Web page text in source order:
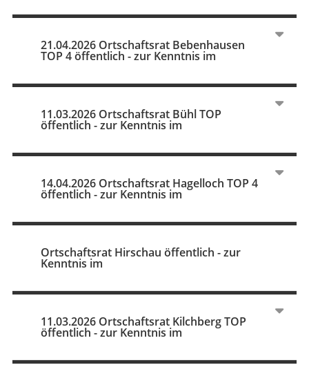
21.04.2026 Ortschaftsrat Bebenhausen
TOP 4 öffentlich - zur Kenntnis im
11.03.2026 Ortschaftsrat Bühl TOP
öffentlich - zur Kenntnis im
14.04.2026 Ortschaftsrat Hagelloch TOP 4
öffentlich - zur Kenntnis im
Ortschaftsrat Hirschau öffentlich - zur
Kenntnis im
11.03.2026 Ortschaftsrat Kilchberg TOP
öffentlich - zur Kenntnis im